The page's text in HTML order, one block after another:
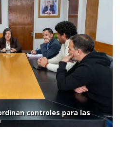
controles para las